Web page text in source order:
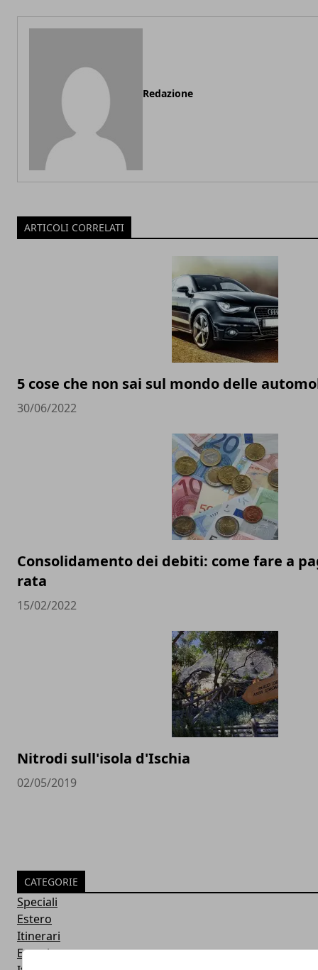
Redazione
ARTICOLI CORRELATI
5 cose che non sai sul mondo delle
30/06/2022
Consolidamento dei debiti: come fare a
rata
15/02/2022
Nitrodi sull'isola d'Ischia
02/05/2019
CATEGORIE
Speciali
Estero
Itinerari
Eventi